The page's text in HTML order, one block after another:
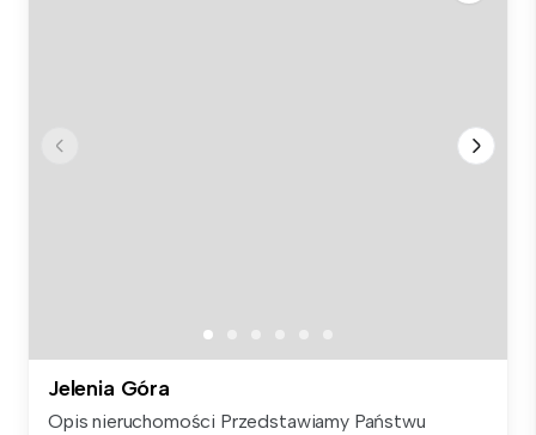
Jelenia Góra
Opis nieruchomości Przedstawiamy Państwu